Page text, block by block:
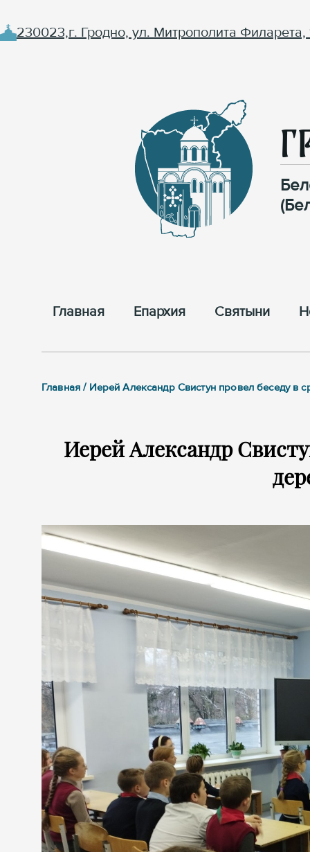
230023,г. Гродно, ул. Митрополита Филарета,
Главная Епархия Cвятыни
Главная / Иерей Александр Свистун провел беседу в
Иерей Александр